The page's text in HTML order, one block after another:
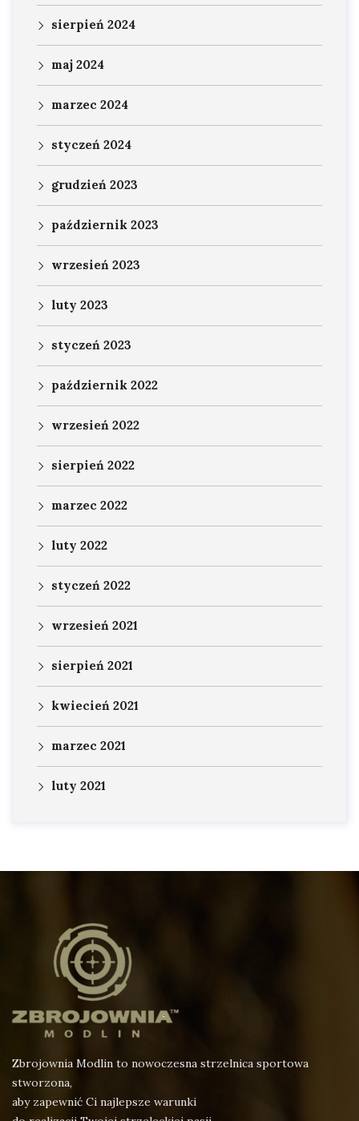
sierpień 2024
maj 2024
marzec 2024
styczeń 2024
grudzień 2023
październik 2023
wrzesień 2023
luty 2023
styczeń 2023
październik 2022
wrzesień 2022
sierpień 2022
marzec 2022
luty 2022
styczeń 2022
wrzesień 2021
sierpień 2021
kwiecień 2021
marzec 2021
luty 2021
Zbrojownia Modlin to nowoczesna strzelnica sportowa
stworzona,
aby zapewnić Ci najlepsze warunki